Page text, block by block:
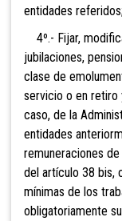
entidades
4º.- Fijar,
jubilaciones,
clase de
servicio o en retiro
caso, de la
entidades
remuneraciones
del artículo 38 bis,
mínimas de los
obligatoriamente